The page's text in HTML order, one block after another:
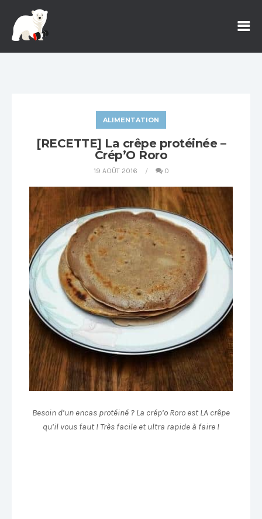
ALIMENTATION
[RECETTE] La crêpe protéinée –
Crép’O Roro
19 AOÛT 2016 0
Besoin d’un encas protéiné ? La crép’o Roro est LA crêpe
qu’il vous faut ! Très facile et ultra rapide à faire !